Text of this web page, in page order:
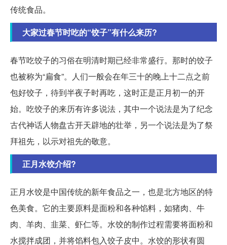
传统食品。
大家过春节时吃的“饺子”有什么来历?
春节吃饺子的习俗在明清时期已经非常盛行。那时的饺子
也被称为“扁食”。人们一般会在年三十的晚上十二点之前
包好饺子，待到半夜子时再吃，这时正是正月初一的开
始。吃饺子的来历有许多说法，其中一个说法是为了纪念
古代神话人物盘古开天辟地的壮举，另一个说法是为了祭
拜祖先，以示对祖先的敬意。
正月水饺介绍?
正月水饺是中国传统的新年食品之一，也是北方地区的特
色美食。它的主要原料是面粉和各种馅料，如猪肉、牛
肉、羊肉、韭菜、虾仁等。水饺的制作过程需要将面粉和
水搅拌成团，并将馅料包入饺子皮中。水饺的形状有圆